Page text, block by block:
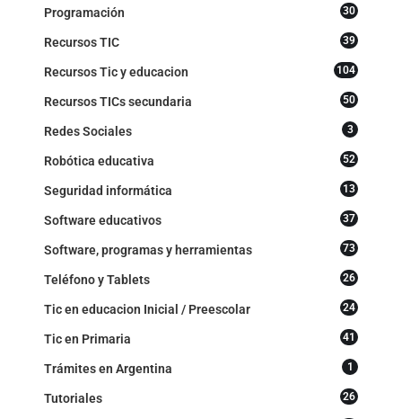
Programación 30
Recursos TIC 39
Recursos Tic y educacion 104
Recursos TICs secundaria 50
Redes Sociales 3
Robótica educativa 52
Seguridad informática 13
Software educativos 37
Software, programas y herramientas 73
Teléfono y Tablets 26
Tic en educacion Inicial / Preescolar 24
Tic en Primaria 41
Trámites en Argentina 1
Tutoriales 26